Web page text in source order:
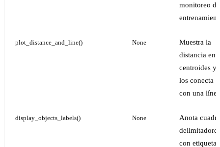
monitoreo de
plot_distance_and_line() None
Muestra la
distancia
centroides y
los conecta
con una
display_objects_labels() None
Anota
delimitadores
con etiquetas